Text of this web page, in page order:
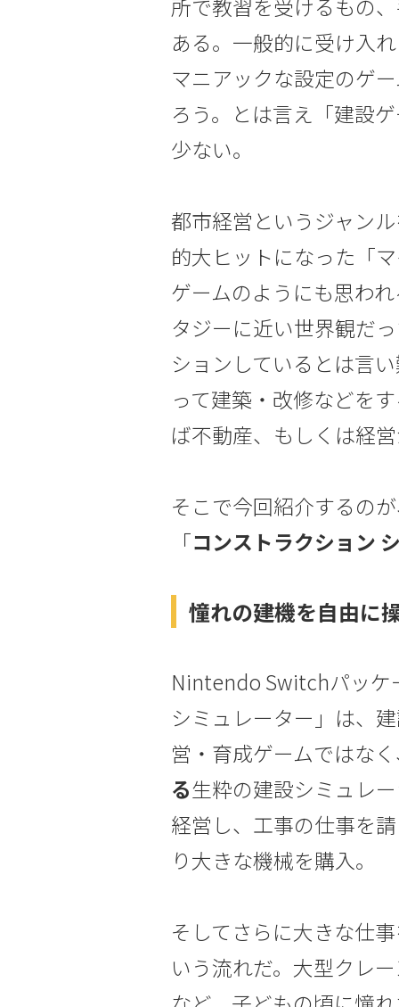
所で教習を受けるもの
ある。一般的に受け入
マニアックな設定のゲ
ろう。とは言え「建設
少ない。
都市経営というジャン
的大ヒットになった「
ゲームのようにも思わ
タジーに近い世界観だ
ションしているとは言
って建築・改修などを
ば不動産、もしくは経
そこで今回紹介するの
「コンストラクション
憧れの建機を自由に
Nintendo Switchパッケ
シミュレーター」は、
営・育成ゲームではな
る生粋の建設シミュレ
経営し、工事の仕事を
り大きな機械を購入。
そしてさらに大きな仕
いう流れだ。大型クレ